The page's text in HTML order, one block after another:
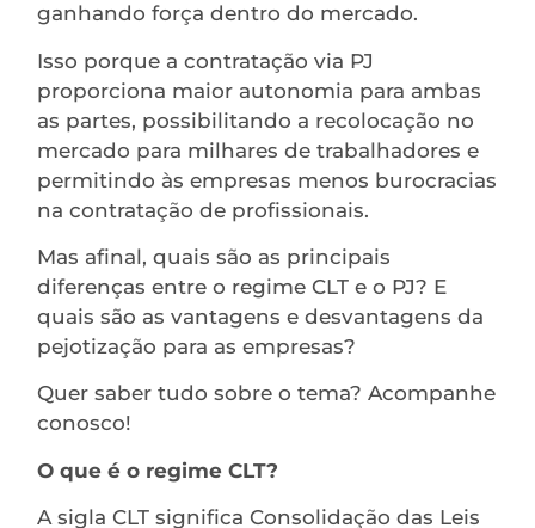
ganhando força dentro do mercado.
Isso porque a contratação via PJ
proporciona maior autonomia para ambas
as partes, possibilitando a recolocação no
mercado para milhares de trabalhadores e
permitindo às empresas menos burocracias
na contratação de profissionais.
Mas afinal, quais são as principais
diferenças entre o regime CLT e o PJ? E
quais são as vantagens e desvantagens da
pejotização para as empresas?
Quer saber tudo sobre o tema? Acompanhe
conosco!
O que é o regime CLT?
A sigla CLT significa Consolidação das Leis